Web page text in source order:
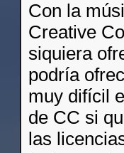
Con la
Creative
siquiera
podría
muy difícil
de CC si
las